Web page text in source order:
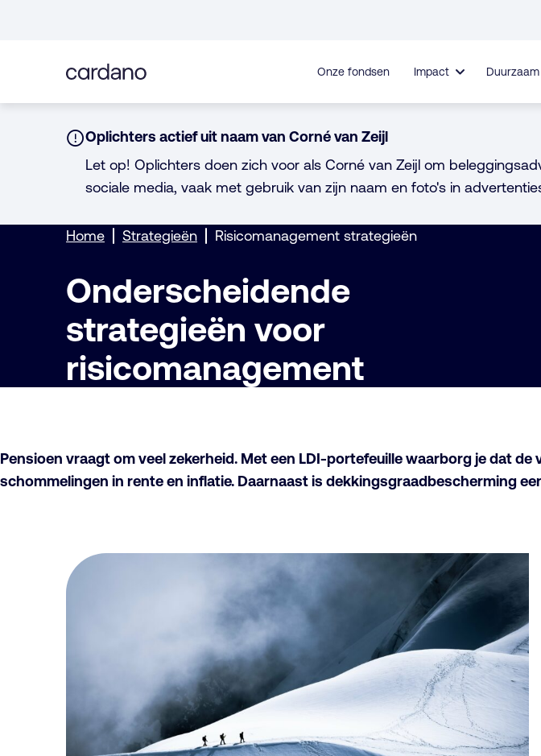
inhoud
Onze fondsen Impact Duurzaam
Notice:
Oplichters actief uit naam van Corné van Zeijl
Let op! Oplichters doen zich voor als Corné van Zeijl om
sociale media, vaak met gebruik van zijn naam en foto's in
Home Strategieën Risicomanagement strategieën
Onderscheidende
strategieën voor
risicomanagement
Pensioen vraagt om veel zekerheid. Met een LDI-portefeuille waarborg je dat
schommelingen in rente en inflatie. Daarnaast is dekkingsgraadbescherming